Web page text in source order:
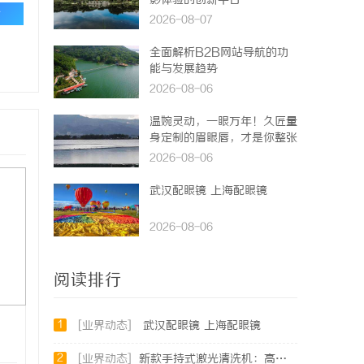
2026-08-07
全面解析B2B网站导航的功
能与发展趋势
2026-08-06
温婉灵动，一眼万年！久匠量
身定制的眉眼唇，才是你整张
脸的点睛之笔！淡颜系女生的
2026-08-06
武汉配眼镜 上海配眼镜
2026-08-06
阅读排行
1 [业界动态] 武汉配眼镜 上海配眼镜
2 [业界动态] 新款手持式激光清洗机：高效清洁的新时代